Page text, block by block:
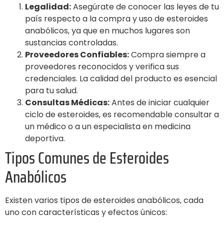
Legalidad:Asegúrate de conocer las leyes de tu
país respecto a la compra y uso de esteroides
anabólicos, ya que en muchos lugares son
sustancias controladas.
Proveedores Confiables:Compra siempre a
proveedores reconocidos y verifica sus
credenciales. La calidad del producto es esencial
para tu salud.
Consultas Médicas:Antes de iniciar cualquier
ciclo de esteroides, es recomendable consultar a
un médico o a un especialista en medicina
deportiva.
Tipos Comunes de Esteroides
Anabólicos
Existen varios tipos de esteroides anabólicos, cada
uno con características y efectos únicos: